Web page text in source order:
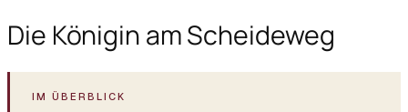
Die Königin am Scheideweg